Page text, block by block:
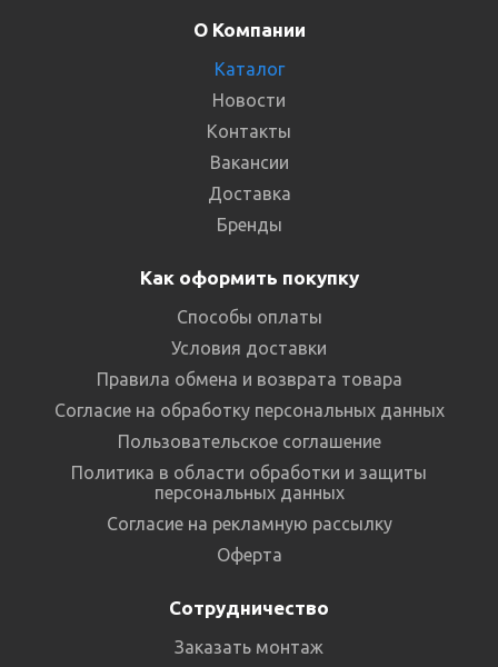
О Компании
Каталог
Новости
Контакты
Вакансии
Доставка
Бренды
Как оформить покупку
Способы оплаты
Условия доставки
Правила обмена и возврата товара
Согласие на обработку персональных данных
Пользовательское соглашение
Политика в области обработки и защиты
персональных данных
Согласие на рекламную рассылку
Оферта
Сотрудничество
Заказать монтаж